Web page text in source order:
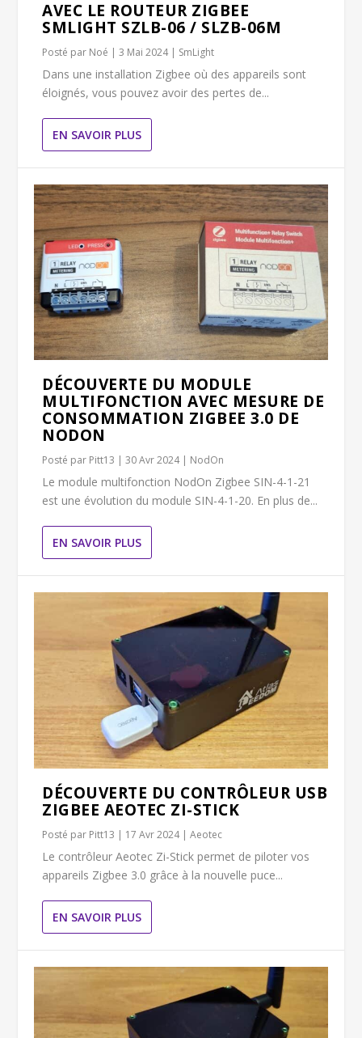
AVEC LE ROUTEUR ZIGBEE
SMLIGHT SZLB-06 / SLZB-06M
Posté par Noé |3 Mai 2024| SmLight
Dans une installation Zigbee où des appareils sont
éloignés, vous pouvez avoir des pertes de...
EN SAVOIR PLUS
DÉCOUVERTE DU MODULE
MULTIFONCTION AVEC MESURE DE
CONSOMMATION ZIGBEE 3.0 DE
NODON
Posté par Pitt13 |30 Avr 2024| NodOn
Le module multifonction NodOn Zigbee SIN-4-1-21
est une évolution du module SIN-4-1-20. En plus de...
EN SAVOIR PLUS
DÉCOUVERTE DU CONTRÔLEUR USB
ZIGBEE AEOTEC ZI-STICK
Posté par Pitt13 | 17 Avr 2024|Aeotec
Le contrôleur Aeotec Zi-Stick permet de piloter vos
appareils Zigbee 3.0 grâce à la nouvelle puce...
EN SAVOIR PLUS